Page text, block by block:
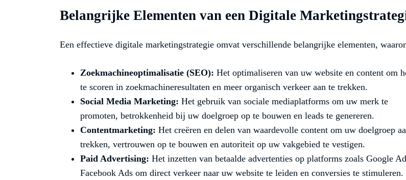
Belangrijke Elementen van een Digitale
Een effectieve digitale marketingstrategie omvat verschillende belangrijke elementen,
Zoekmachineoptimalisatie (SEO): Het optimaliseren van uw website en content om
te scoren in zoekmachineresultaten en meer organisch verkeer aan te trekken.
Social Media Marketing: Het gebruik van sociale mediaplatforms om uw merk te
promoten, betrokkenheid bij uw doelgroep op te bouwen en leads te genereren.
Contentmarketing: Het creëren en delen van waardevolle content om uw doelgroep
trekken, vertrouwen op te bouwen en autoriteit op uw vakgebied te vestigen.
Paid Advertising: Het inzetten van betaalde advertenties op platforms zoals Google
Facebook Ads om direct verkeer naar uw website te leiden en conversies te stimuleren.